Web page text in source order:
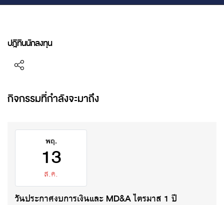
ปฎิทินนักลงทุน
กิจกรรมที่กำลังจะมาถึง
พฤ.
13
ส.ค.
วันประกาศงบการเงินและ MD&A ไตรมาส 1 ปี